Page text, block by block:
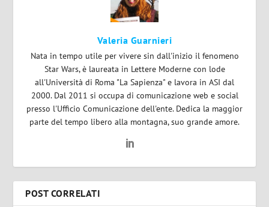
Valeria Guarnieri
Nata in tempo utile per vivere sin dall'inizio il fenomeno
Star Wars, è laureata in Lettere Moderne con lode
all'Università di Roma "La Sapienza" e lavora in ASI dal
2000. Dal 2011 si occupa di comunicazione web e social
presso l'Ufficio Comunicazione dell'ente. Dedica la maggior
parte del tempo libero alla montagna, suo grande amore.
POST CORRELATI